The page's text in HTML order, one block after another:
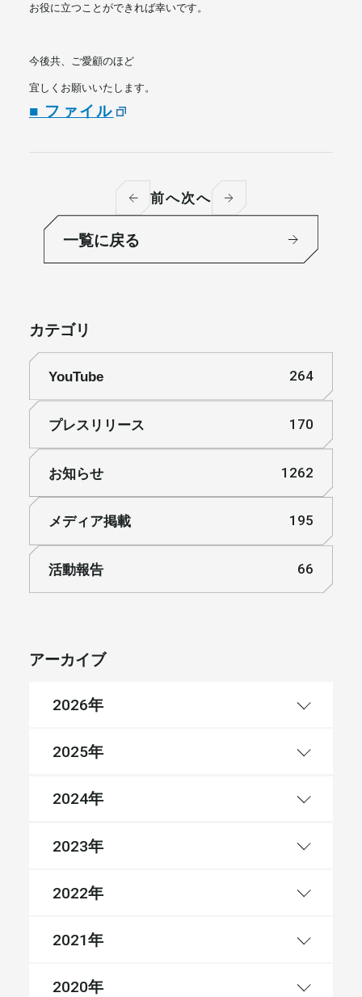
お役に立つことができれば幸いです。
今後共、ご愛顧のほど
宜しくお願いいたします。
■ ファイル
前へ次へ
一覧に戻る
カテゴリ
YouTube 264
プレスリリース 170
お知らせ 1262
メディア掲載 195
活動報告 66
アーカイブ
2026年
2025年
2024年
2023年
2022年
2021年
2020年